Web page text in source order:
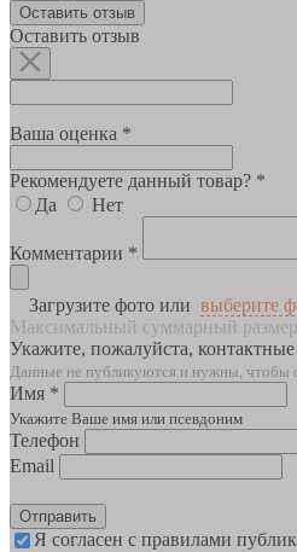
Оставить отзыв
Оставить отзыв
Ваша оценка *
Рекомендуете данный товар? *
Да
Нет
Комментарии *
Загрузите фото или выберите
Максимальный суммарный
Укажите, пожалуйста,
Данные не публикуются и нужны, чтобы
Имя *
Укажите Ваше имя или псевдоним
Телефон
Email
Отправить
Я согласен с правилами